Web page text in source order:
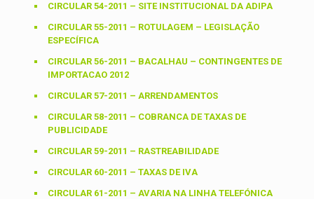
CIRCULAR 54-2011 – SITE INSTITUCIONAL DA ADIPA
CIRCULAR 55-2011 – ROTULAGEM – LEGISLAÇÃO
ESPECÍFICA
CIRCULAR 56-2011 – BACALHAU – CONTINGENTES DE
IMPORTACAO 2012
CIRCULAR 57-2011 – ARRENDAMENTOS
CIRCULAR 58-2011 – COBRANCA DE TAXAS DE
PUBLICIDADE
CIRCULAR 59-2011 – RASTREABILIDADE
CIRCULAR 60-2011 – TAXAS DE IVA
CIRCULAR 61-2011 – AVARIA NA LINHA TELEFÓNICA